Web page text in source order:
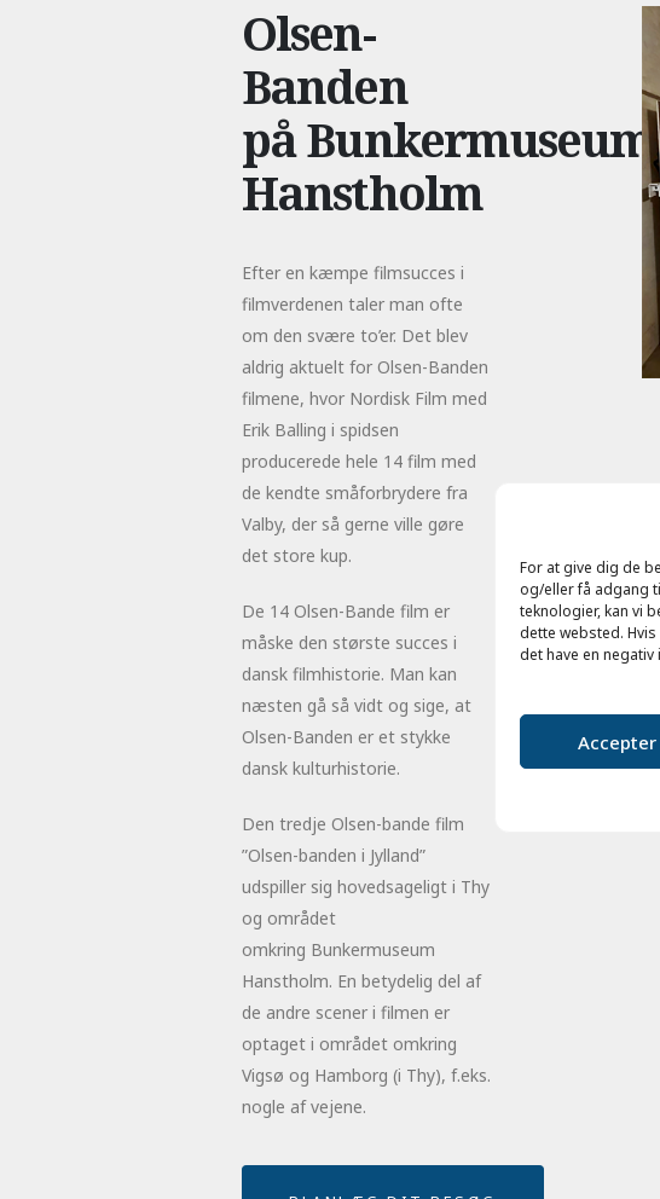
For at give dig de
og/eller få adgang
teknologier, kan vi
dette websted.
det have en
Accepter
Olsen-
Banden
på Bunkermuseum
Hanstholm
Efter en kæmpe filmsucces i
filmverdenen taler man ofte
om den svære to’er. Det blev
aldrig aktuelt for Olsen-Banden
filmene, hvor Nordisk Film med
Erik Balling i spidsen
producerede hele 14 film med
de kendte småforbrydere fra
Valby, der så gerne ville gøre
det store kup.
De 14 Olsen-Bande film er
måske den største succes i
dansk filmhistorie. Man kan
næsten gå så vidt og sige, at
Olsen-Banden er et stykke
dansk kulturhistorie.
Den tredje Olsen-bande film
”Olsen-banden i Jylland”
udspiller sig hovedsageligt i Thy
og området
omkring Bunkermuseum
Hanstholm. En betydelig del af
de andre scener i filmen er
optaget i området omkring
Vigsø og Hamborg (i Thy), f.eks.
nogle af vejene.